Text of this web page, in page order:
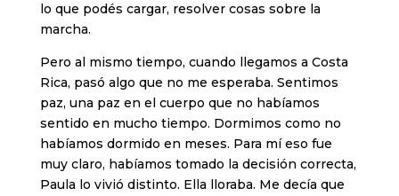
lo que podés cargar, resolver cosas sobre la
marcha.
Pero al mismo tiempo, cuando llegamos a Costa
Rica, pasó algo que no me esperaba. Sentimos
paz, una paz en el cuerpo que no habíamos
sentido en mucho tiempo. Dormimos como no
habíamos dormido en meses. Para mí eso fue
muy claro, habíamos tomado la decisión correcta,
Paula lo vivió distinto. Ella lloraba. Me decía que